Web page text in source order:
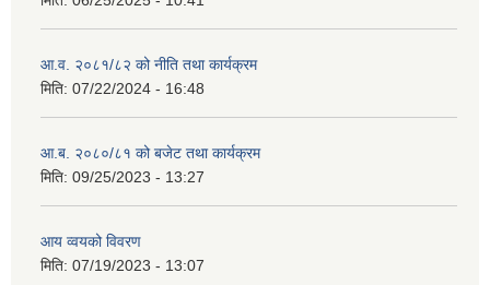
आ.व. २०८१/८२ को नीति तथा कार्यक्रम
मिति: 07/22/2024 - 16:48
आ.ब. २०८०/८१ को बजेट तथा कार्यक्रम
मिति: 09/25/2023 - 13:27
आय व्वयको विवरण
मिति: 07/19/2023 - 13:07